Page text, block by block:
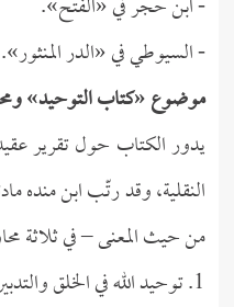
- السيوطي في «الدر المنثور».
موضوع «كتاب التوحيد»
يدور الكتاب حول تقرير
النقلية، وقد رتّب ابن منده
من حيث المعنى – في ثلاثة
1. توحيد الله في الخلق والتدبير والتقدير.